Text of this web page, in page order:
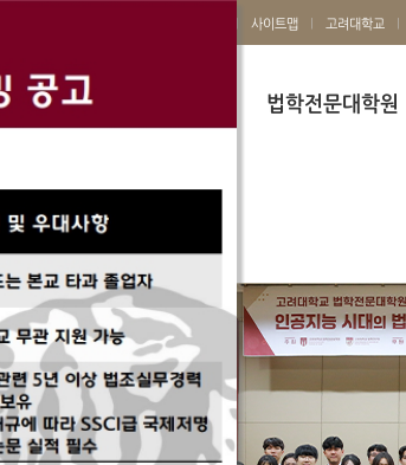
사이트맵 고려대학교
소개 법학전문대학원